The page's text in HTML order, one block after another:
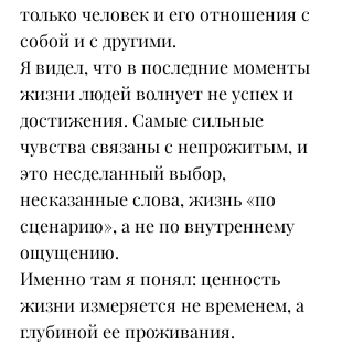
только человек и его отношения с
собой и с другими.
Я видел, что в последние моменты
жизни людей волнует не успех и
достижения. Самые сильные
чувства связаны с непрожитым, и
это несделанный выбор,
несказанные слова, жизнь «по
сценарию», а не по внутреннему
ощущению.
Именно там я понял: ценность
жизни измеряется не временем, а
глубиной ее проживания.